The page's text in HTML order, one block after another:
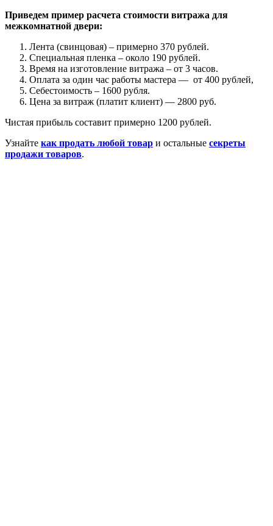
Приведем пример расчета стоимости витража для
межкомнатной двери:
Лента (свинцовая) – примерно 370 рублей.
Специальная пленка – около 190 рублей.
Время на изготовление витража – от 3 часов.
Оплата за один час работы мастера — от 400 рублей,
Себестоимость – 1600 рубля.
Цена за витраж (платит клиент) — 2800 руб.
Чистая прибыль составит примерно 1200 рублей.
Узнайте как продать любой товар и остальные секреты
продажи товаров.